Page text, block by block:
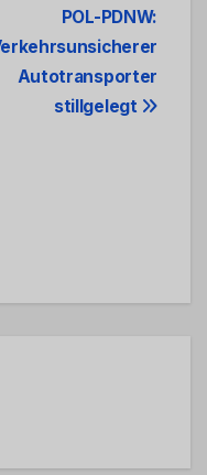
POL-PDNW:
Autotransporter
stillgelegt